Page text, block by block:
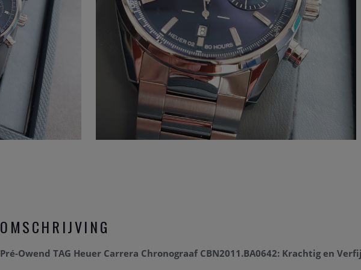
OMSCHRIJVING
Pré-Owend TAG Heuer Carrera Chronograaf CBN2011.BA0642: Krachtig en